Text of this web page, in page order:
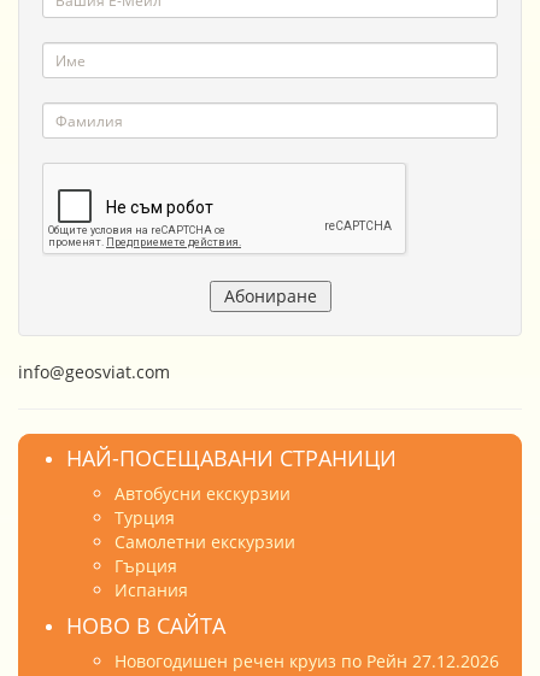
info@geosviat.com
НАЙ-ПОСЕЩАВАНИ СТРАНИЦИ
Автобусни екскурзии
Турция
Самолетни екскурзии
Гърция
Испания
НОВО В САЙТА
Новогодишен речен круиз по Рейн 27.12.2026